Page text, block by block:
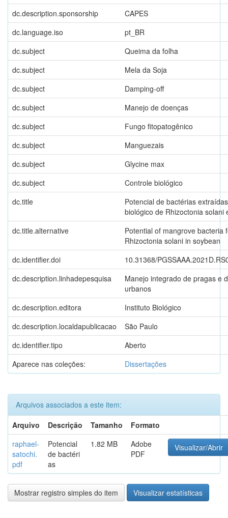
dc.description.sponsorship
CAPES
dc.language.iso
pt_BR
dc.subject
Queima da folha
dc.subject
Mela da Soja
dc.subject
Damping-off
dc.subject
Manejo de doenças
dc.subject
Fungo fitopatogênico
dc.subject
Manguezais
dc.subject
Glycine max
dc.subject
Controle biológico
dc.title
Potencial de bactérias
biológico de Rhizoctonia solani
dc.title.alternative
Potential of mangrove bacteria
Rhizoctonia solani in soybean
dc.identifier.doi
10.31368/
dc.description.linhadepesquisa
Manejo integrado de pragas e
urbanos
dc.description.editora
Instituto Biológico
dc.description.localdapublicacao
São Paulo
dc.identifier.tipo
Aberto
Aparece nas coleções:
Dissertações
Arquivos associados a este item:
Arquivo
Descrição Tamanho
Formato
raphael-
satochi.
pdf
Potencial
de bactéri
as
1.82 MB
Adobe
PDF
Visualizar/Abrir
Mostrar registro simples do item Visualizar estatísticas